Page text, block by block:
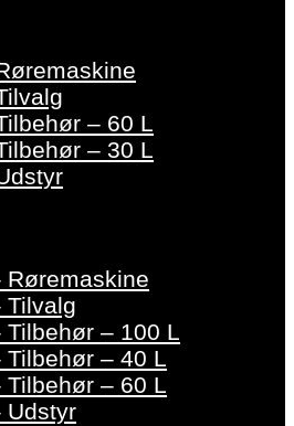
– 60 L
– 30 L
Røremaskine
Tilvalg
Tilbehør – 100 L
Tilbehør – 40 L
Tilbehør – 60 L
Udstyr